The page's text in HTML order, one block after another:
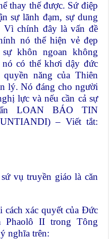
thay thế được. Sứ điệp
sự lãnh đạm, sự dung
Vì chính đây là vấn đề
nó thể hiện vẻ đẹp
khôn ngoan không
có thể khơi dậy đức
năng của Thiên
lý. Nó đáng cho người
lực và nếu cần cả sự
LOAN BÁO TIN
– Viết tắt:
vụ truyền giáo là căn
xác quyết của Đức
Phaolô II trong Tông
nghĩa trên: